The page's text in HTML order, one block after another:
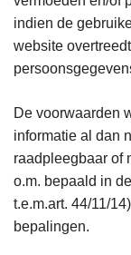
indien de
website
De voorwaarden
informatie al dan
raadpleegbaar of
o.m. bepaald in
t.e.m.art. 44/11/
bepalingen.